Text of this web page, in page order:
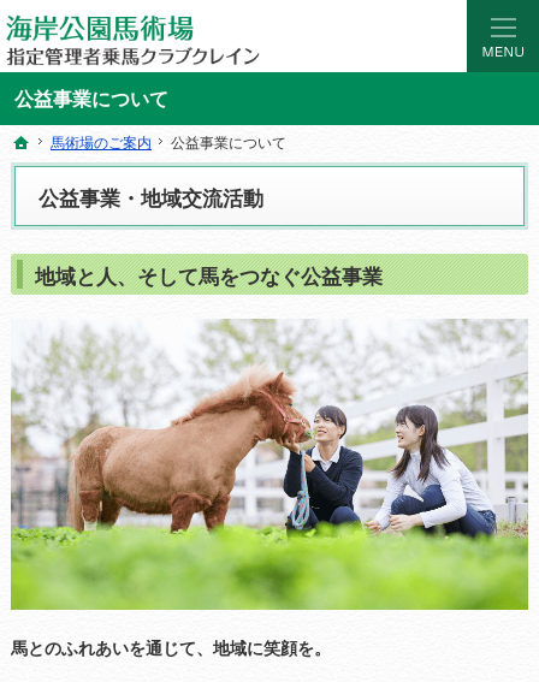
公益事業について
マンツーマンの乗馬レッスン。初めての乗馬レッスンやスクールなら仙台海岸公
海岸公園馬術場 指定管理者乗馬クラブクレイン｜宮城県仙台市の乗馬レッスン・
ホーム
馬術場のご案内 公益事業について
公益事業・地域交流活動
地域と人、そして馬をつなぐ公益事業
馬とのふれあいを通じて、地域に笑顔を。
ホーム
馬術場のご案内 公益事業について